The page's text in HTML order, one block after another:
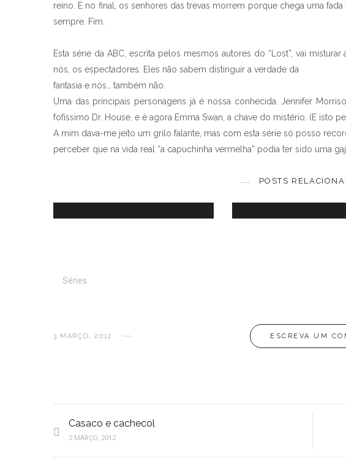
reino. E no final, os senhores das trevas morrem porque chega uma
sempre. Fim.
Esta série da ABC, escrita pelos mesmos autores do “Lost”, vai
nós, os espectadores. Eles não sabem distinguir a verdade da
fantasia e nós… também não.
Uma das principais personagens já é nossa conhecida. Jennifer
fofíssimo Dr. House, e é agora Emma Swan, a chave do mistério. (E isto
A mim dava-me jeito um grilo falante, mas com esta série só posso
perceber que na vida real “a capuchinha vermelha” podia ter sido uma
POSTS
Coisas que não
Séries
3 MARÇO, 2012 ESCREVA UM
Casaco e cachecol
2 MARÇO, 2012